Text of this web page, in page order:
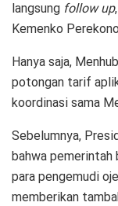
langsung follow up
Kemenko
Hanya saja,
potongan tarif
koordinasi sama
Sebelumnya,
bahwa
para pengemudi
memberikan